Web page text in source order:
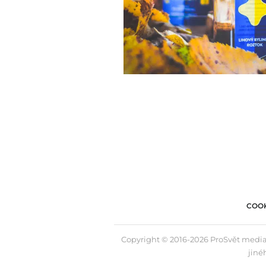
Copyright © 2016-2026 ProSvět